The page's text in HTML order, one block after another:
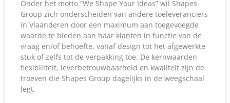
Onder het motto “We Shape Your Ideas” wil Shapes
Group zich onderscheiden van andere toeleveranciers
in Vlaanderen door een maximum aan toegevoegde
waarde te bieden aan haar klanten in functie van de
vraag en/of behoefte, vanaf design tot het afgewerkte
stuk of zelfs tot de verpakking toe. De kernwaarden
flexibiliteit, leverbetrouwbaarheid en kwaliteit zijn de
troeven die Shapes Group dagelijks in de weegschaal
legt.